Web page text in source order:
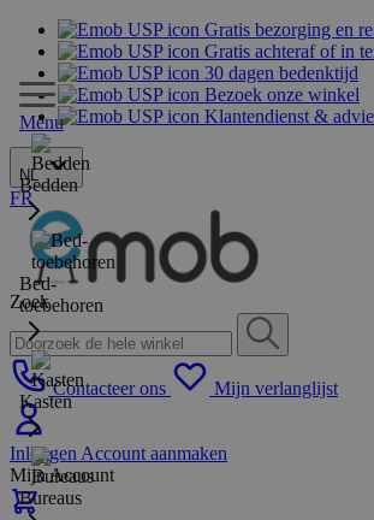
Gratis bezorging en
Gratis achteraf of in
30 dagen bedenktijd
Bezoek onze winkel
Klantendienst &
NL
FR
Zoek
Contacteer ons Mijn verlanglijst
Inloggen Account aanmaken
Mijn Account
Menu
Bedden
Bed-
toebehoren
Kasten
Bureaus